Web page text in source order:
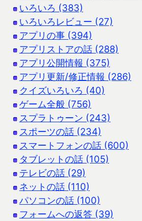
いろいろ (383)
いろいろレビュー (27)
アプリの事 (394)
アプリストアの話 (288)
アプリ公開情報 (375)
アプリ更新/修正情報 (286)
クイズいろいろ (40)
ゲーム全般 (756)
スプラトゥーン (243)
スポーツの話 (234)
スマートフォンの話 (600)
タブレットの話 (105)
テレビの話 (29)
ネットの話 (110)
パソコンの話 (100)
フォームへの返答 (39)